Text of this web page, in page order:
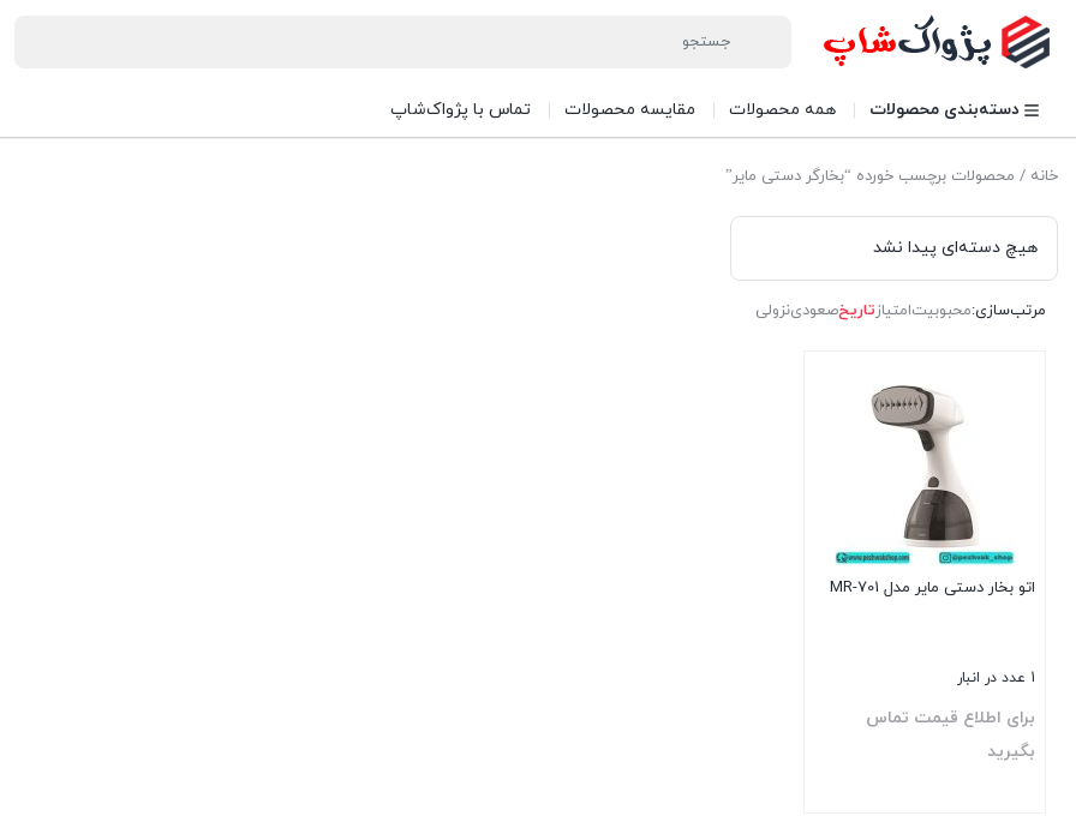
دسته‌بندی محصولات همه محصولات مقایسه محصولات تماس با پژواک‌شاپ
خانه / محصولات برچسب خورده “بخارگر دستی مایر”
هیچ دسته‌ای پیدا نشد
مرتب‌سازی:محبوبیتامتیازتاریخصعودینزولی
اتو بخار دستی مایر مدل MR-701
1 عدد در انبار
برای اطلاع قیمت تماس
بگیرید